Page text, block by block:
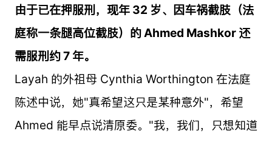
由于已在押服刑，现年 32 岁、因车祸截肢（法
庭称一条腿高位截肢）的 Ahmed Mashkor 还
需服刑约 7 年。
Layah 的外祖母 Cynthia Worthington 在法庭
陈述中说，她"真希望这只是某种意外"，希望
Ahmed 能早点说清原委。"我，我们，只想知道